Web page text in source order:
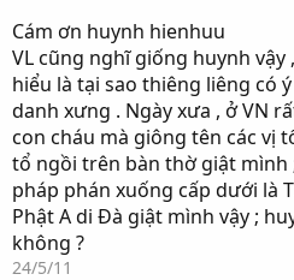
Cám ơn huynh hienhuu
VL cũng nghĩ giống huynh
hiểu là tại sao thiêng liêng có
danh xưng . Ngày xưa , ở VN
con cháu mà giông tên các vị
tổ ngồi trên bàn thờ giật mình
pháp phán xuống cấp dưới là
Phật A di Đà giật mình vậy ;
không ?
24/5/11